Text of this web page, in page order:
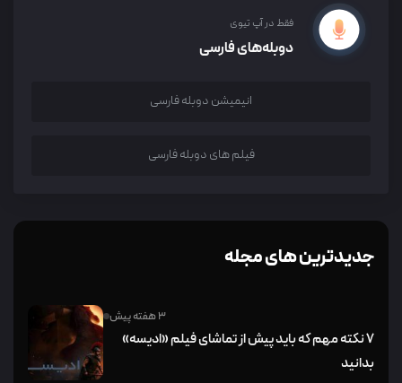
فقط در آپ تیوی
دوبله‌های فارسی
انیمیشن دوبله فارسی
فیلم های دوبله فارسی
جدیدترین های مجله
3 هفته پیش
۷ نکته مهم که باید پیش از تماشای فیلم «ادیسه»
بدانید